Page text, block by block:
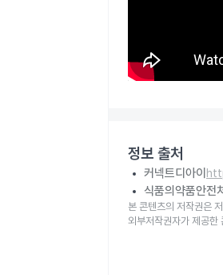
정보 출처
커넥트디아이
식품의약품안전
본 콘텐츠의 저작권은
외부저작권자가 제공한